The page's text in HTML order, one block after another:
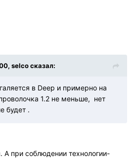
selco сказал:
в Deep и примерно на
1.2 не меньше, нет
будет .
А при соблюдении технологии-